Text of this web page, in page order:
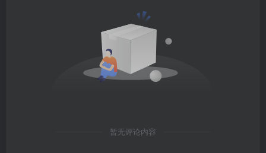
暂无评论内容